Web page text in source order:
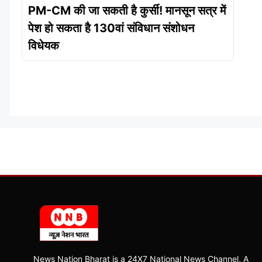
PM-CM की जा सकती है कुर्सी! मानसून सत्र में
पेश हो सकता है 130वां संविधान संशोधन
विधेयक
News Nation Bharat is a 24X7 National News Channel, A